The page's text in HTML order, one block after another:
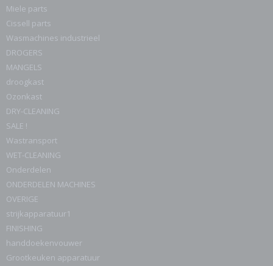
Miele parts
Cissell parts
Wasmachines industrieel
DROGERS
MANGELS
droogkast
Ozonkast
DRY-CLEANING
SALE !
Wastransport
WET-CLEANING
Onderdelen
ONDERDELEN MACHINES
OVERIGE
strijkapparatuur1
FINISHING
handdoekenvouwer
Grootkeuken apparatuur